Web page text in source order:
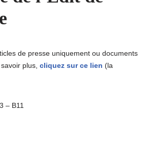
de presse uniquement ou documents
plus, cliquez sur ce lien (la
– B11